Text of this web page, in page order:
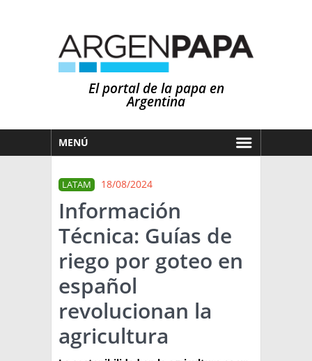
El portal de la papa en
Argentina
MENÚ
MERCADOS
NOTICIAS
EN ESPAÑOL
OTROS IDIOMAS
PRONÓSTICO
LLUVIAS
ARGENTINA
EL MUNDO
TÉCNICA
LATAM 18/08/2024
Información
Técnica: Guías de
riego por goteo en
español
revolucionan la
agricultura